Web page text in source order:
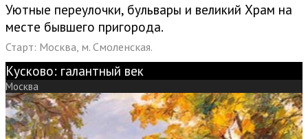
Уютные переулочки, бульвары и великий Храм на
месте бывшего пригорода.
Старт: Москва, м. Смоленская.
Кусково: галантный век
Москва